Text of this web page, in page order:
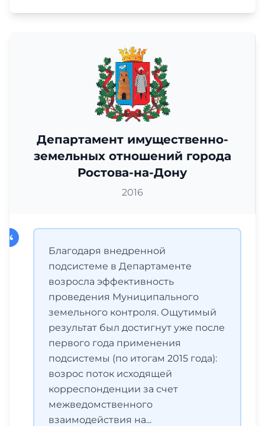
Департамент имущественно-
земельных отношений города
Ростова-на-Дону
2016
Благодаря внедренной
подсистеме в Департаменте
возросла эффективность
проведения Муниципального
земельного контроля. Ощутимый
результат был достигнут уже после
первого года применения
подсистемы (по итогам 2015 года):
возрос поток исходящей
корреспонденции за счет
межведомственного
взаимодействия на...